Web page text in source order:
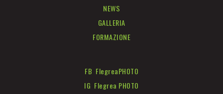
NEWS
GALLERIA
FORMAZIONE
FB FlegreaPHOTO
IG Flegrea PHOTO